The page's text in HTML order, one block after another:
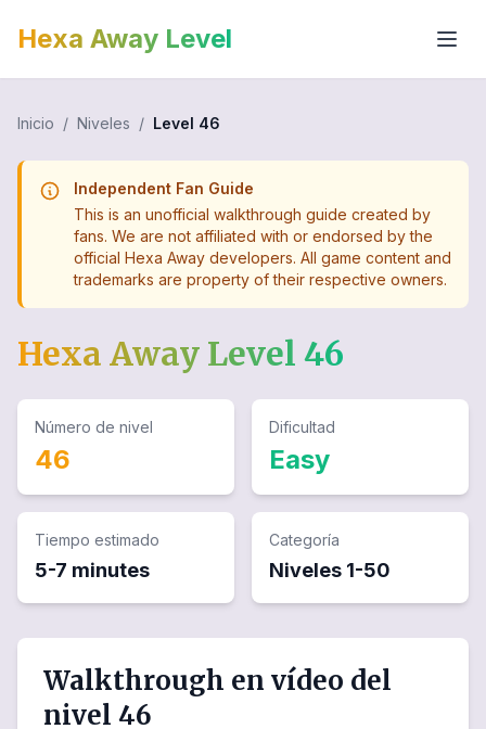
Hexa Away Level
Inicio / Niveles / Level 46
Independent Fan Guide
This is an unofficial walkthrough guide created by
fans. We are not affiliated with or endorsed by the
official Hexa Away developers. All game content and
trademarks are property of their respective owners.
Hexa Away Level 46
Número de nivel
46
Dificultad
Easy
Tiempo estimado
5-7 minutes
Categoría
Niveles 1-50
Walkthrough en vídeo del
nivel 46